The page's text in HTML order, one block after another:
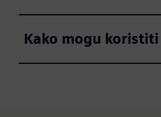
Kako mogu koristiti